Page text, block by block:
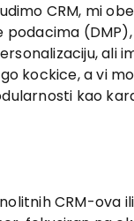
CRM, mi
ali
kockice, a vi
kao
CRM-ova